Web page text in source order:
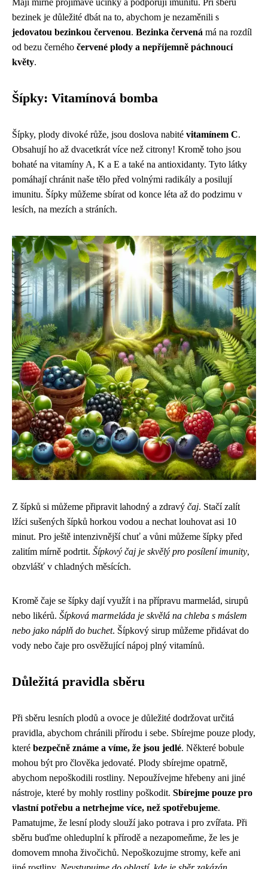
Mají mírně projímavé účinky a podporují imunitu. Při sběru
bezinek je důležité dbát na to, abychom je nezaměnili s
jedovatou bezinkou červenou. Bezinka červená má na rozdíl
od bezu černého červené plody a nepříjemně páchnoucí
květy.
Šípky: Vitamínová bomba
Šípky, plody divoké růže, jsou doslova nabité vitamínem C.
Obsahují ho až dvacetkrát více než citrony! Kromě toho jsou
bohaté na vitamíny A, K a E a také na antioxidanty. Tyto látky
pomáhají chránit naše tělo před volnými radikály a posilují
imunitu. Šípky můžeme sbírat od konce léta až do podzimu v
lesích, na mezích a stráních.
Z šípků si můžeme připravit lahodný a zdravý čaj. Stačí zalít
lžíci sušených šípků horkou vodou a nechat louhovat asi 10
minut. Pro ještě intenzivnější chuť a vůni můžeme šípky před
zalitím mírně podrtit. Šípkový čaj je skvělý pro posílení imunity,
obzvlášť v chladných měsících.
Kromě čaje se šípky dají využít i na přípravu marmelád, sirupů
nebo likérů. Šípková marmeláda je skvělá na chleba s máslem
nebo jako náplň do buchet. Šípkový sirup můžeme přidávat do
vody nebo čaje pro osvěžující nápoj plný vitamínů.
Důležitá pravidla sběru
Při sběru lesních plodů a ovoce je důležité dodržovat určitá
pravidla, abychom chránili přírodu i sebe. Sbírejme pouze plody,
které bezpečně známe a víme, že jsou jedlé. Některé bobule
mohou být pro člověka jedovaté. Plody sbírejme opatrně,
abychom nepoškodili rostliny. Nepoužívejme hřebeny ani jiné
nástroje, které by mohly rostliny poškodit. Sbírejme pouze pro
vlastní potřebu a netrhejme více, než spotřebujeme.
Pamatujme, že lesní plody slouží jako potrava i pro zvířata. Při
sběru buďme ohleduplní k přírodě a nezapomeňme, že les je
domovem mnoha živočichů. Nepoškozujme stromy, keře ani